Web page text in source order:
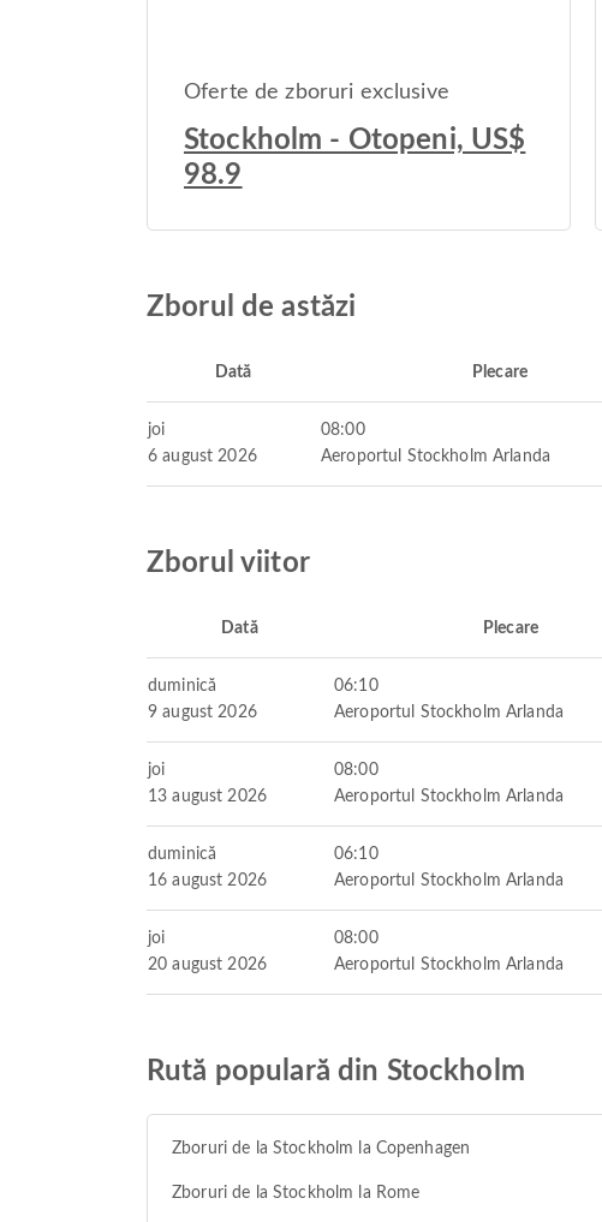
Oferte de zboruri exclusive
Stockholm - Otopeni, US$
98.9
Zborul de astăzi
Dată Plecare
joi
6 august 2026
08:00
Aeroportul Stockholm Arlanda
Zborul viitor
Dată Plecare
duminică
9 august 2026
06:10
Aeroportul Stockholm Arlanda
joi
13 august 2026
08:00
Aeroportul Stockholm Arlanda
duminică
16 august 2026
06:10
Aeroportul Stockholm Arlanda
joi
20 august 2026
08:00
Aeroportul Stockholm Arlanda
Rută populară din Stockholm
Zboruri de la Stockholm la Copenhagen
Zboruri de la Stockholm la Rome